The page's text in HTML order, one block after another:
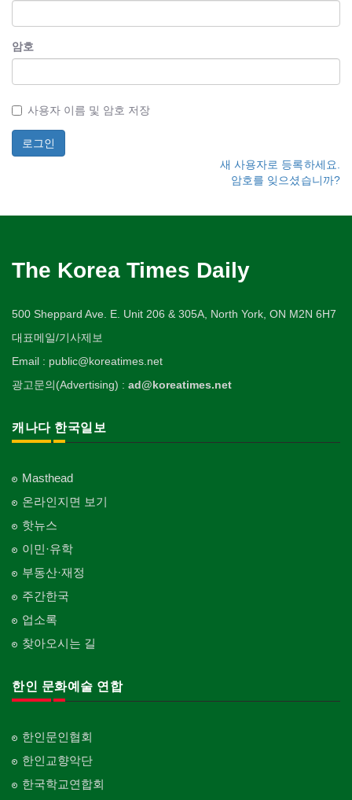
암호
사용자 이름 및 암호 저장
새 사용자로 등록하세요.
암호를 잊으셨습니까?
The Korea Times Daily
500 Sheppard Ave. E. Unit 206 & 305A, North York, ON M2N 6H7
대표메일/기사제보
Email : public@koreatimes.net
광고문의(Advertising) : ad@koreatimes.net
캐나다 한국일보
Masthead
온라인지면 보기
핫뉴스
이민·유학
부동산·재정
주간한국
업소록
찾아오시는 길
한인 문화예술 연합
한인문인협회
한인교향악단
한국학교연합회